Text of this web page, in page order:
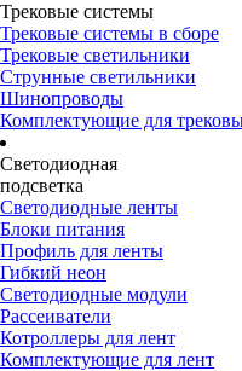
Трековые системы
Трековые системы в сборе
Трековые светильники
Струнные светильники
Шинопроводы
Комплектующие для
Светодиодная
подсветка
Светодиодные ленты
Блоки питания
Профиль для ленты
Гибкий неон
Светодиодные модули
Рассеиватели
Котроллеры для лент
Комплектующие для лент